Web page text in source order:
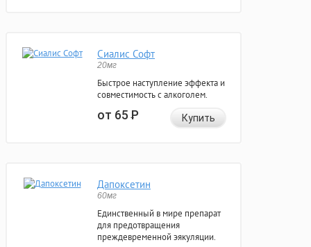
Сиалис Софт
20мг
Быстрое наступление эффекта и
совместимость с алкоголем.
от 65Р Купить
Дапоксетин
60мг
Единственный в мире препарат
для предотвращения
преждевременной эякуляции.